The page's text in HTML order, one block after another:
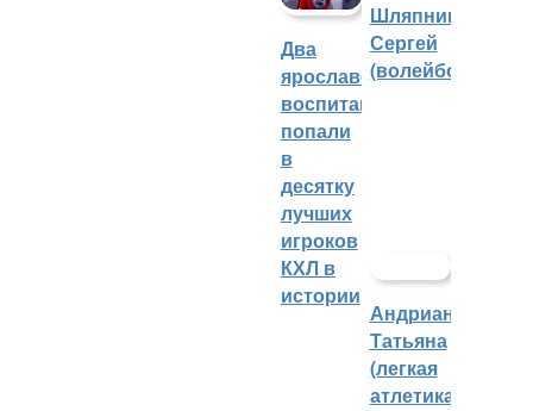
Два
ярославских
воспитанника
попали
в
десятку
лучших
игроков
КХЛ в
истории
Шляпников
Сергей
(волейбол)
Андрианова
Татьяна
(легкая
атлетика)